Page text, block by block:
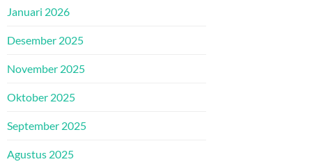
Januari 2026
Desember 2025
November 2025
Oktober 2025
September 2025
Agustus 2025